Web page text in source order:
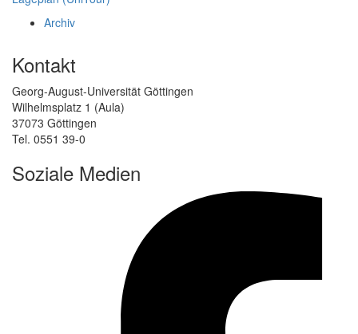
Archiv
Kontakt
Georg-August-Universität Göttingen
Wilhelmsplatz 1 (Aula)
37073 Göttingen
Tel. 0551 39-0
Soziale Medien